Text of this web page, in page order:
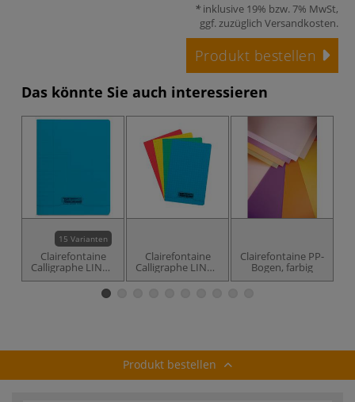
inklusive 19% bzw. 7% MwSt,
ggf. zuzüglich Versandkosten.
Produkt bestellen
Das könnte Sie auch interessieren
15 Varianten
Clairefontaine
Calligraphe LINGE
8000 POLYPRO
Clairefontaine
Calligraphe LINGE
8000 POLYPRO
Clairefontaine PP-
Bogen, farbig
Produkt bestellen